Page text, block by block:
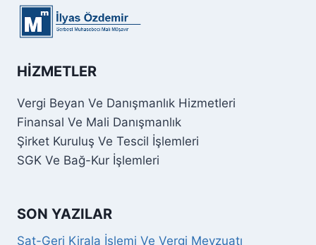
HIZMETLER
Vergi Beyan Ve Danışmanlık Hizmetleri
Finansal Ve Mali Danışmanlık
Şirket Kuruluş Ve Tescil İşlemleri
SGK Ve Bağ-Kur İşlemleri
SON YAZILAR
Sat-Geri Kirala İşlemi Ve Vergi Mevzuatı